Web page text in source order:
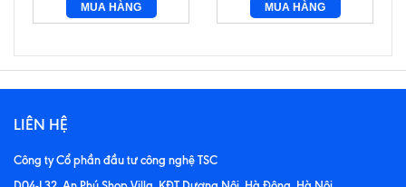
MUA HÀNG MUA HÀNG
LIÊN HỆ
Công ty Cổ phần đầu tư công nghệ TSC